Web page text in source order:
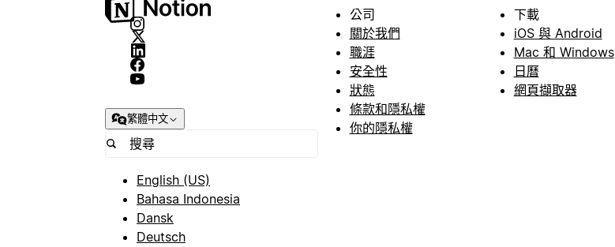
繁體中文
English (US)
Bahasa Indonesia
Dansk
Deutsch
公司
關於我們
職涯
安全性
狀態
條款和隱私權
你的隱私權
下載
iOS 與 Android
Mac 和 Windows
日曆
網頁擷取器